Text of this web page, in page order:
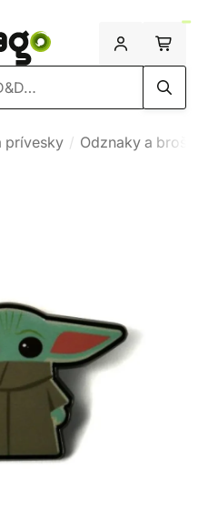
prívesky Odznaky a brošne